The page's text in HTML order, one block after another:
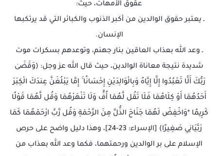
عقوق الأمهات، حيث:
ـ يعتبر حقوق الوالدين من أكبر الذنوب والكبائر التي قد يرتكبها
الإنسان.
ـ وعد الله بعذاب العاقين بنار جهنم، وتوعدهم بسكرات موت
شديدة نتيجة معاناة الوالدين، حيث قال الله عز وجل: (وَقَضَىٰ
رَبُّكَ أَلَّا تَعْبُدُوا إِلَّا إِيَّاهُ وَبِالْوَالِدَيْنِ إِحْسَانًا ۚ إِمَّا يَبْلُغَنَّ عِندَكَ الْكِبَرَ
أَحَدُهُمَا أَوْ كِلَاهُمَا فَلَا تَقُل لَّهُمَا أُفٍّ وَلَا تَنْهَرْهُمَا وَقُل لَّهُمَا قَوْلًا
كَرِيمًا *وَاخْفِضْ لَهُمَا جَنَاحَ الذُّلِّ مِنَ الرَّحْمَةِ وَقُل رَّبِّ ارْحَمْهُمَا كَمَا
رَبَّيَانِي صَغِيرًا) [الإسراء: 23-24]، وهذا دليل واضح على حرص
الإسلام على بر الوالدين ورحمتهما، فكما وعد الله بعذاب من